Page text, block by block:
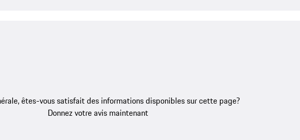
êtes-vous satisfait des informations disponibles sur cette page?
Donnez votre avis maintenant